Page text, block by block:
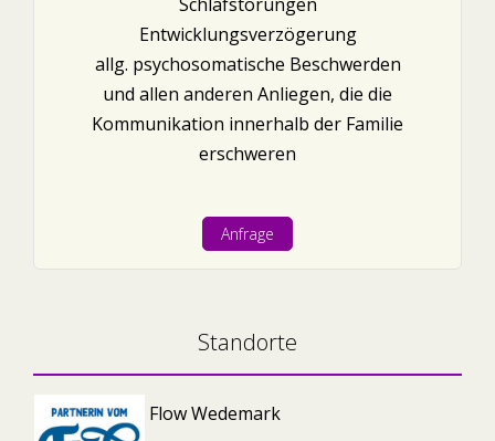
Entwicklungsverzögerung
allg. psychosomatische Beschwerden
und allen anderen Anliegen, die die
Kommunikation innerhalb der Familie
erschweren
Anfrage
Standorte
Flow Wedemark